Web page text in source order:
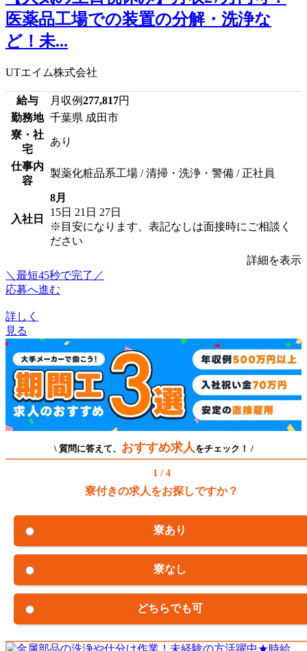
医薬品工場での装置の分解・洗浄な
ど！未...
UTエイム株式会社
給与 月収例277,817円
勤務地 千葉県 成田市
寮・社
宅
あり
仕事内
容
製薬化粧品系工場 / 清掃・洗浄・警備 / 正社員
入社日
8月
15日 21日 27日
※目安になります、表記なしは面接時にご相談く
ださい
詳細を表示
＼最短45秒で完了／
応募へ進む
詳しく
見る
\ 質問に答えて、 おすすめ求人 をチェック！ /
1 / 4
寮付きの求人をお探しですか？
寮あり
寮なし
どちらでも可